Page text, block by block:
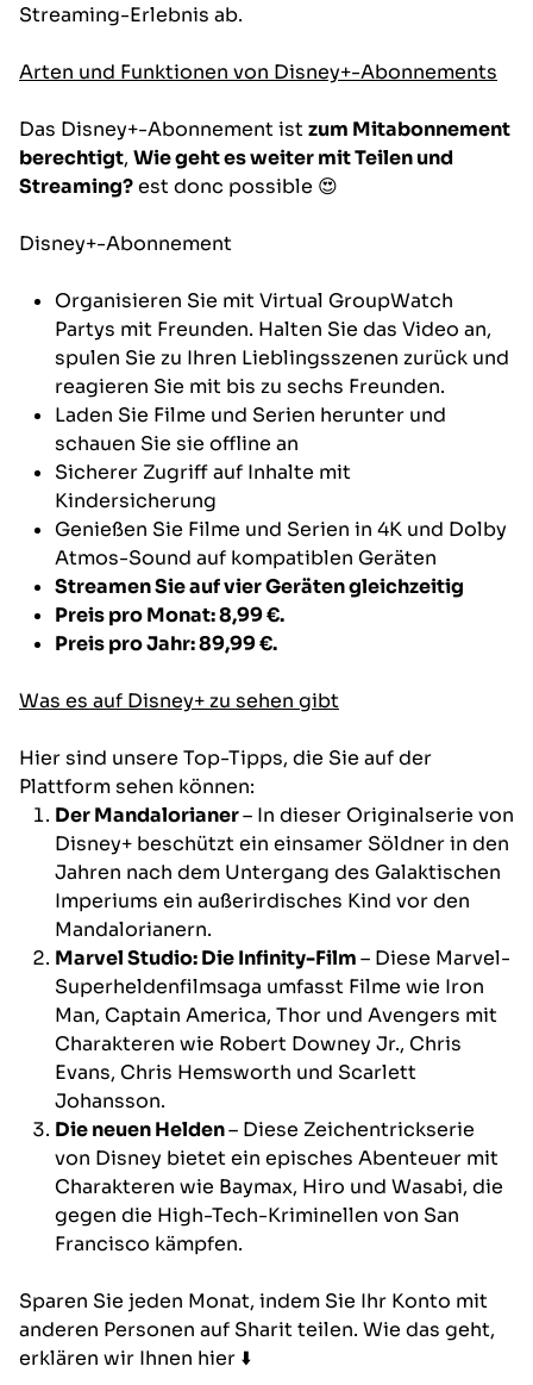
Streaming-Erlebnis ab.
Arten und Funktionen von Disney+-Abonnements
Das Disney+-Abonnement istzum Mitabonnement
berechtigt, Wie geht es weiter mit Teilen und
Streaming?est donc possible 😍
Disney+-Abonnement
Organisieren Sie mit Virtual GroupWatch
Partys mit Freunden. Halten Sie das Video an,
spulen Sie zu Ihren Lieblingsszenen zurück und
reagieren Sie mit bis zu sechs Freunden.
Laden Sie Filme und Serien herunter und
schauen Sie sie offline an
Sicherer Zugriff auf Inhalte mit
Kindersicherung
Genießen Sie Filme und Serien in 4K und Dolby
Atmos-Sound auf kompatiblen Geräten
Streamen Sie auf vier Geräten gleichzeitig
Preis pro Monat: 8,99 €.
Preis pro Jahr: 89,99 €.
Was es auf Disney+ zu sehen gibt
Hier sind unsere Top-Tipps, die Sie auf der
Plattform sehen können:
Der Mandalorianer– In dieser Originalserie von
Disney+ beschützt ein einsamer Söldner in den
Jahren nach dem Untergang des Galaktischen
Imperiums ein außerirdisches Kind vor den
Mandalorianern.
Marvel Studio: Die Infinity-Film– Diese Marvel-
Superheldenfilmsaga umfasst Filme wie Iron
Man, Captain America, Thor und Avengers mit
Charakteren wie Robert Downey Jr., Chris
Evans, Chris Hemsworth und Scarlett
Johansson.
Die neuen Helden– Diese Zeichentrickserie
von Disney bietet ein episches Abenteuer mit
Charakteren wie Baymax, Hiro und Wasabi, die
gegen die High-Tech-Kriminellen von San
Francisco kämpfen.
Sparen Sie jeden Monat, indem Sie Ihr Konto mit
anderen Personen auf Sharit teilen. Wie das geht,
erklären wir Ihnen hier ⬇️